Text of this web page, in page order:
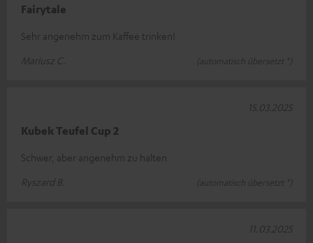
Fairytale
Sehr angenehm zum Kaffee trinken!
Mariusz C.
(automatisch übersetzt *)
Kubek Teufel Cup 2
Schwer, aber angenehm zu halten
Ryszard B.
(automatisch übersetzt *)
15.03.2025
11.03.2025